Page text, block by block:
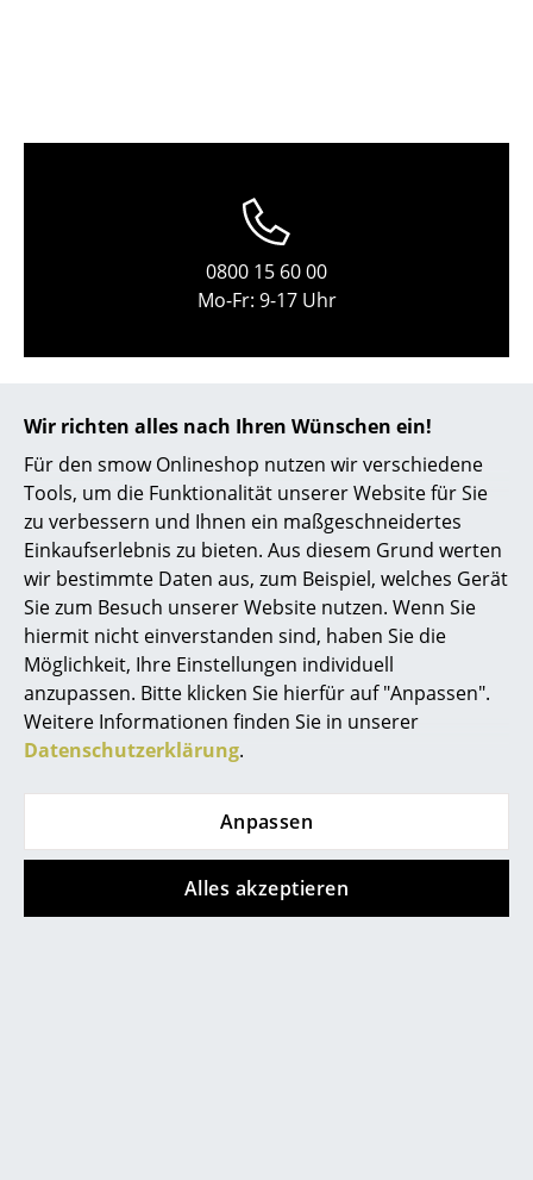
Wir richten alles nach Ihren Wünschen ein!
Für den smow Onlineshop nutzen wir verschiedene
Tools, um die Funktionalität unserer Website für Sie
zu verbessern und Ihnen ein maßgeschneidertes
Einkaufserlebnis zu bieten. Aus diesem Grund werten
wir bestimmte Daten aus, zum Beispiel, welches Gerät
Sie zum Besuch unserer Website nutzen. Wenn Sie
hiermit nicht einverstanden sind, haben Sie die
Möglichkeit, Ihre Einstellungen individuell
anzupassen. Bitte klicken Sie hierfür auf "Anpassen".
Weitere Informationen finden Sie in unserer
Datenschutzerklärung.
Anpassen
Alles akzeptieren
... alle Aufbewahrungsmöbel
Schreibtischleuchten
Stehleuchten & Leseleuchten
Bodenleuchten
Wandleuchten
Outdoor-Leuchten
Akkuleuchten
... alle Leuchten
Stapelbetten
0800 15 60 00
Mo-Fr: 9-17 Uhr
service@smow.ch
Store vor Ort kontaktieren